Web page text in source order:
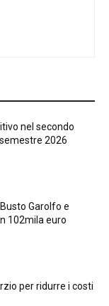
nel secondo
2026
Garolfo e
102mila euro
per ridurre i costi